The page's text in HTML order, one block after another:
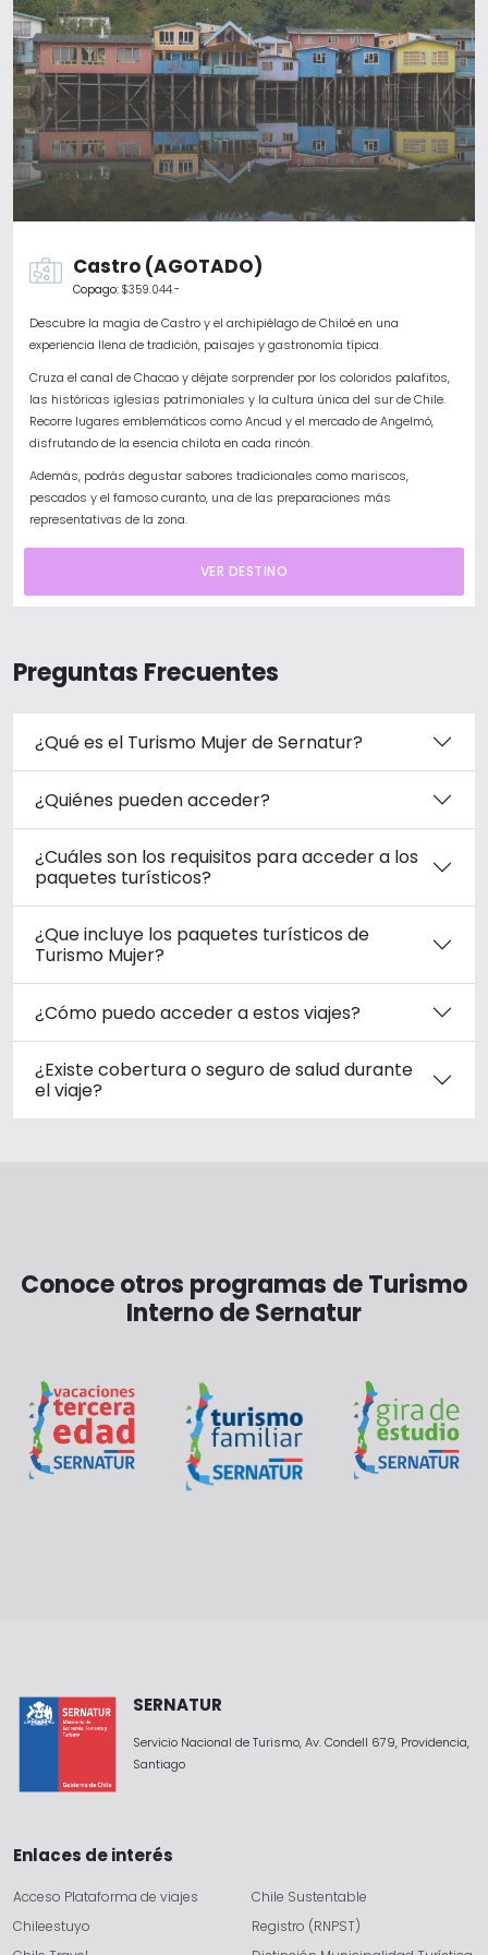
Castro (AGOTADO)
Copago: $359.044.-
Descubre la magia deCastroy el archipiélago deChiloéen una
experiencia llena de tradición, paisajes y gastronomía típica.
Cruza el canal de Chacao y déjate sorprender por los coloridos palafitos,
las históricas iglesias patrimoniales y la cultura única del sur de Chile.
Recorre lugares emblemáticos comoAncud y el mercado deAngelmó,
disfrutando de la esencia chilota en cada rincón.
Además, podrás degustar sabores tradicionales como mariscos,
pescados y el famoso curanto, una de las preparaciones más
representativas de la zona.
VER DESTINO
Preguntas Frecuentes
¿Qué es el Turismo Mujer de Sernatur?
¿Quiénes pueden acceder?
¿Cuáles son los requisitos para acceder a los
paquetes turísticos?
¿Que incluye los paquetes turísticos de
Turismo Mujer?
¿Cómo puedo acceder a estos viajes?
¿Existe cobertura o seguro de salud durante
el viaje?
Conoce otros programas de Turismo
Interno de Sernatur
SERNATUR
Servicio Nacional de Turismo, Av. Condell 679, Providencia,
Santiago
Enlaces de interés
Acceso Plataforma de viajes
Chileestuyo
Chile Sustentable
Registro (RNPST)